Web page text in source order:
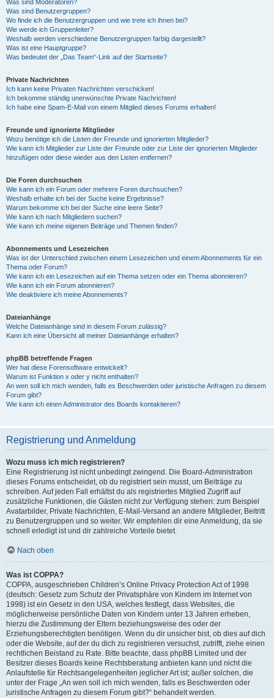
Was sind Moderatoren?
Was sind Benutzergruppen?
Wo finde ich die Benutzergruppen und wie trete ich ihnen bei?
Wie werde ich Gruppenleiter?
Weshalb werden verschiedene Benutzergruppen farbig dargestellt?
Was ist eine Hauptgruppe?
Was bedeutet der „Das Team“-Link auf der Startseite?
Private Nachrichten
Ich kann keine Privaten Nachrichten verschicken!
Ich bekomme ständig unerwünschte Private Nachrichten!
Ich habe eine Spam-E-Mail von einem Mitglied dieses Forums erhalten!
Freunde und ignorierte Mitglieder
Wozu benötige ich die Listen der Freunde und ignorierten Mitglieder?
Wie kann ich Mitglieder zur Liste der Freunde oder zur Liste der ignorierten Mitglieder
hinzufügen oder diese wieder aus den Listen entfernen?
Die Foren durchsuchen
Wie kann ich ein Forum oder mehrere Foren durchsuchen?
Weshalb erhalte ich bei der Suche keine Ergebnisse?
Warum bekomme ich bei der Suche eine leere Seite?
Wie kann ich nach Mitgliedern suchen?
Wie kann ich meine eigenen Beiträge und Themen finden?
Abonnements und Lesezeichen
Was ist der Unterschied zwischen einem Lesezeichen und einem Abonnements für ein
Thema oder Forum?
Wie kann ich ein Lesezeichen auf ein Thema setzen oder ein Thema abonnieren?
Wie kann ich ein Forum abonnieren?
Wie deaktiviere ich meine Abonnements?
Dateianhänge
Welche Dateianhänge sind in diesem Forum zulässig?
Kann ich eine Übersicht all meiner Dateianhänge erhalten?
phpBB betreffende Fragen
Wer hat diese Forensoftware entwickelt?
Warum ist Funktion x oder y nicht enthalten?
An wen soll ich mich wenden, falls es Beschwerden oder juristische Anfragen zu diesem
Forum gibt?
Wie kann ich einen Administrator des Boards kontaktieren?
Registrierung und Anmeldung
Wozu muss ich mich registrieren?
Eine Registrierung ist nicht unbedingt zwingend. Die Board-Administration
dieses Forums entscheidet, ob du registriert sein musst, um Beiträge zu
schreiben. Auf jeden Fall erhältst du als registriertes Mitglied Zugriff auf
zusätzliche Funktionen, die Gästen nicht zur Verfügung stehen: zum Beispiel
Avatarbilder, Private Nachrichten, E-Mail-Versand an andere Mitglieder, Beitritt
zu Benutzergruppen und so weiter. Wir empfehlen dir eine Anmeldung, da sie
schnell erledigt ist und dir zahlreiche Vorteile bietet.
Nach oben
Was ist COPPA?
COPPA, ausgeschrieben Children’s Online Privacy Protection Act of 1998
(deutsch: Gesetz zum Schutz der Privatsphäre von Kindern im Internet von
1998) ist ein Gesetz in den USA, welches festlegt, dass Websites, die
möglicherweise persönliche Daten von Kindern unter 13 Jahren erheben,
hierzu die Zustimmung der Eltern beziehungsweise des oder der
Erziehungsberechtigten benötigen. Wenn du dir unsicher bist, ob dies auf dich
oder die Website, auf der du dich zu registrieren versuchst, zutrifft, ziehe einen
rechtlichen Beistand zu Rate. Bitte beachte, dass phpBB Limited und der
Besitzer dieses Boards keine Rechtsberatung anbieten kann und nicht die
Anlaufstelle für Rechtsangelegenheiten jeglicher Art ist; außer solchen, die
unter der Frage „An wen soll ich mich wenden, falls es Beschwerden oder
juristische Anfragen zu diesem Forum gibt?“ behandelt werden.